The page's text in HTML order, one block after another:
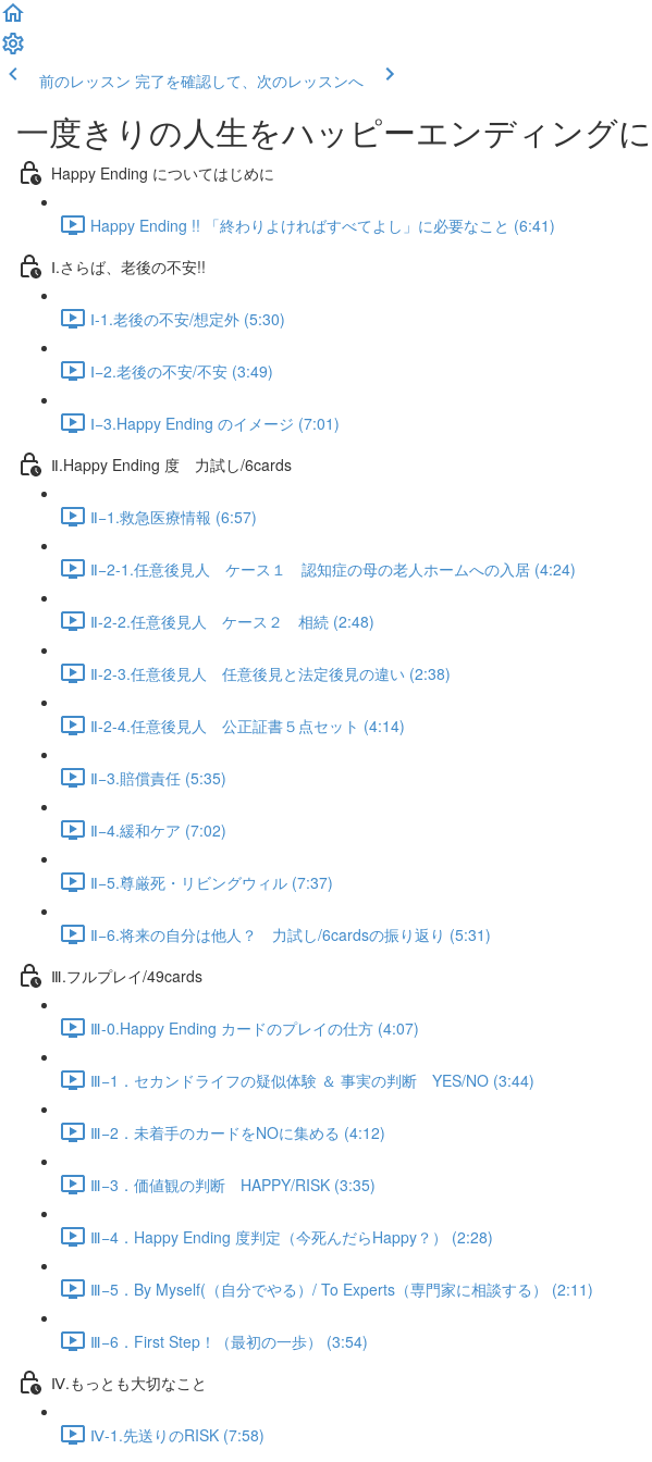
前のレッスン 完了を確認して、次のレッスンへ
一度きりの人生をハッピーエンディング
Happy Ending についてはじめに
Happy Ending !! 「終わりよければすべてよし」に必要なこと (6:41)
Ⅰ.さらば、老後の不安!!
Ⅰ-1.老後の不安/想定外 (5:30)
Ⅰ−2.老後の不安/不安 (3:49)
Ⅰ−3.Happy Ending のイメージ (7:01)
Ⅱ.Happy Ending 度 力試し/6cards
Ⅱ−1.救急医療情報 (6:57)
Ⅱ−2-1.任意後見人 ケース１ 認知症の母の老人ホームへの入居 (4:24)
Ⅱ-2-2.任意後見人 ケース２ 相続 (2:48)
Ⅱ-2-3.任意後見人 任意後見と法定後見の違い (2:38)
Ⅱ-2-4.任意後見人 公正証書５点セット (4:14)
Ⅱ−3.賠償責任 (5:35)
Ⅱ−4.緩和ケア (7:02)
Ⅱ−5.尊厳死・リビングウィル (7:37)
Ⅱ−6.将来の自分は他人？ 力試し/6cardsの振り返り (5:31)
Ⅲ.フルプレイ/49cards
Ⅲ-0.Happy Ending カードのプレイの仕方 (4:07)
Ⅲ−1．セカンドライフの疑似体験 ＆ 事実の判断 YES/NO (3:44)
Ⅲ−2．未着手のカードをNOに集める (4:12)
Ⅲ−3．価値観の判断 HAPPY/RISK (3:35)
Ⅲ−4．Happy Ending 度判定（今死んだらHappy？） (2:28)
Ⅲ−5．By Myself(（自分でやる）/ To Experts（専門家に相談する） (2:11)
Ⅲ−6．First Step！（最初の一歩） (3:54)
Ⅳ.もっとも大切なこと
Ⅳ-1.先送りのRISK (7:58)